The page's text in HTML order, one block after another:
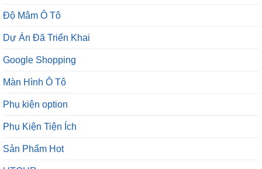
Độ Mâm Ô Tô
Dự Án Đã Triển Khai
Google Shopping
Màn Hình Ô Tô
Phụ kiện option
Phụ Kiện Tiện Ích
Sản Phẩm Hot